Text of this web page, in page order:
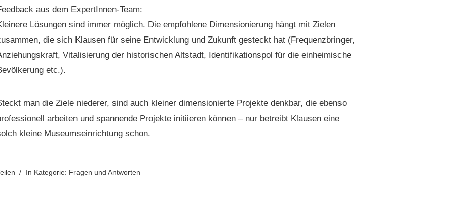
aus dem ExpertInnen-Team:
Lösun­gen sind immer möglich. Die emp­foh­lene Dimen­sion­ierung hängt mit Zie­len
die sich Klausen für seine Entwick­lung und Zukun­ft gesteckt hat (Fre­quenzbringer,
Vital­isierung der his­torischen Alt­stadt, Iden­ti­fika­tion­spol für die ein­heimis­che
etc.).
man die Ziele nieder­er, sind auch klein­er dimen­sion­ierte Pro­jek­te denkbar, die eben­so
arbeit­en und span­nende Pro­jek­te ini­ti­ieren kön­nen – nur betreibt Klausen eine
kleine Muse­um­sein­rich­tung schon.
In Kategorie: Fragen und Antworten